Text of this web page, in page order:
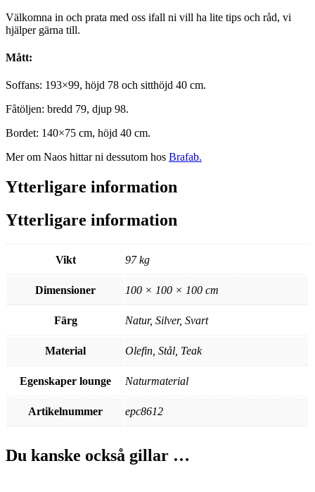
Välkomna in och prata med oss ifall ni vill ha lite tips och råd, vi
hjälper gärna till.
Mått:
Soffans: 193×99, höjd 78 och sitthöjd 40 cm.
Fåtöljen: bredd 79, djup 98.
Bordet: 140×75 cm, höjd 40 cm.
Mer om Naos hittar ni dessutom hos Brafab.
Ytterligare information
Ytterligare information
Vikt 97 kg
Dimensioner 100 × 100 × 100 cm
Färg Natur, Silver, Svart
Material Olefin, Stål, Teak
Egenskaper lounge Naturmaterial
Artikelnummer epc8612
Du kanske också gillar …